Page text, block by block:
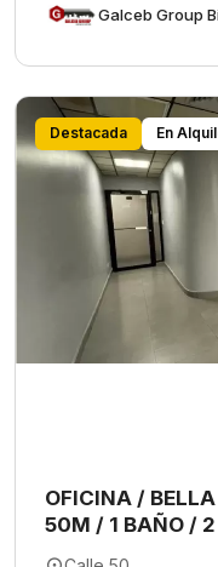
Destacada En
OFICINA /
50M / 1 BAÑO /